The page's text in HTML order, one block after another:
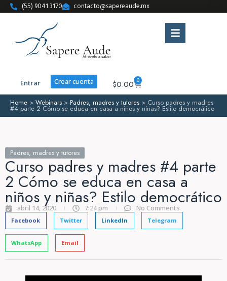
(55) 9041 3170 contacto@sapereaude.mx
Entrar Crear cuenta $0.00 0
Home > Webinars > Padres, madres y tutores > Curso padres y madres
#4 parte 2 Cómo se educa en casa a niños y niñas? Estilo democrático
Padres, madres y tutores
Curso padres y madres #4 parte
2 Cómo se educa en casa a
niños y niñas? Estilo democrático
abril 14, 2020 7:24 pm No Comments
Facebook Twitter LinkedIn Telegram
WhatsApp Email